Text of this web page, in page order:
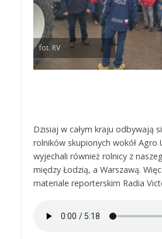
fot. RV
Dzisiaj w całym kraju odbywają
rolników skupionych wokół Agro
wyjechali również rolnicy z
między Łodzią, a Warszawą.
materiale reporterskim Radia